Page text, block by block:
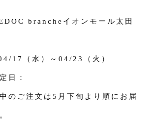
brancheイオンモール太田
17（水）～04/23（火）
日：
のご注文は5月下旬より順にお届